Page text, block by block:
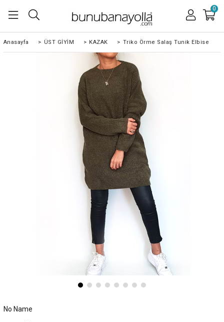
0
Anasayfa > ÜST GİYİM > KAZAK > Triko Örme Salaş Tunik Elbise
No Name